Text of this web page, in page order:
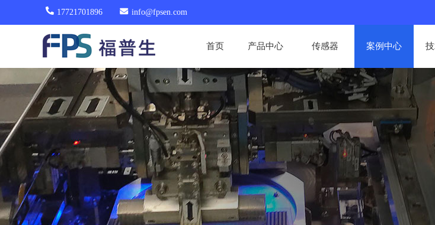
17721701896 info@fpsen.com
首页 产品中心 传感器 案例中心